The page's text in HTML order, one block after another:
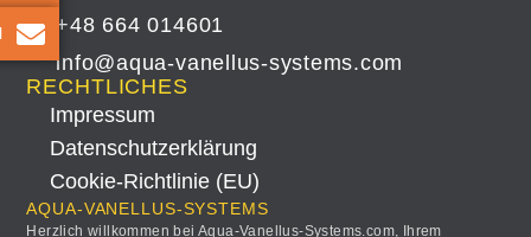
+48 664 014601
info@aqua-vanellus-systems.com
RECHTLICHES
Impressum
Datenschutz­erklärung
Cookie-Richtlinie (EU)
AQUA-VANELLUS-SYSTEMS
Herzlich willkommen bei Aqua-Vanellus-Systems.com, Ihrem